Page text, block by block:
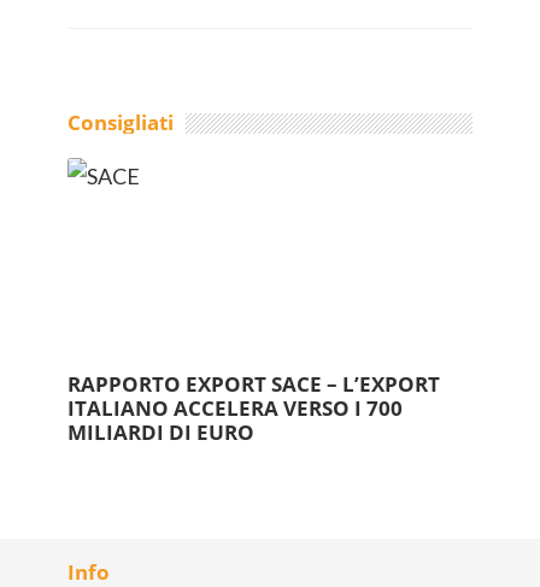
Consigliati
RAPPORTO EXPORT SACE – L’EXPORT
ITALIANO ACCELERA VERSO I 700
MILIARDI DI EURO
Info